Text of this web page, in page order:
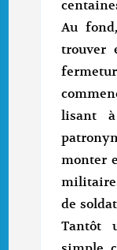
Au
trouver
lisant
monter
de
Tantôt